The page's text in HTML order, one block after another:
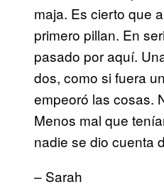
maja. Es cierto que
primero pillan. En
pasado por aquí.
dos, como si fuera
empeoró las cosas.
Menos mal que
nadie se dio cuenta
– Sarah